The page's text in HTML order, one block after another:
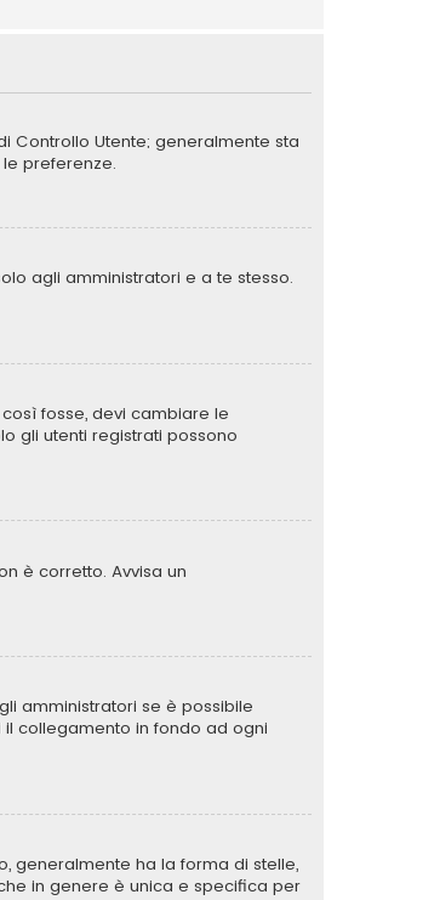
Controllo Utente; generalmente sta
preferenze.
agli amministratori e a te stesso.
fosse, devi cambiare le
gli utenti registrati possono
è corretto. Avvisa un
amministratori se è possibile
il collegamento in fondo ad ogni
generalmente ha la forma di stelle,
in genere è unica e specifica per